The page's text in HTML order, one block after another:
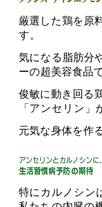
厳選した鶏を原
す。
気になる脂肪分
ーの超美容食品
俊敏に動き回る
「アンセリン」
元気な身体を作
特にカルノシン